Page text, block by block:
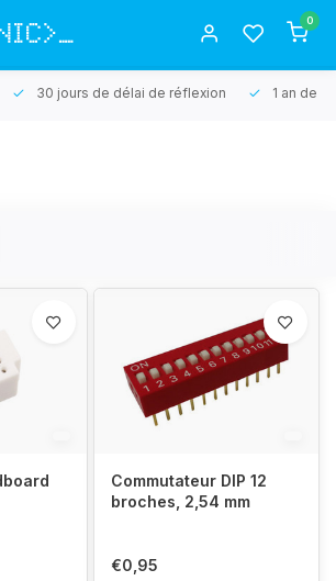
0
30 jours de délai de réflexion 1 an de
Commutateur DIP 12
broches, 2,54 mm
€0,95